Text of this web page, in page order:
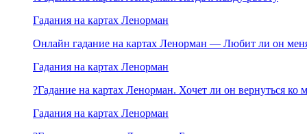
Гадания на картах Ленорман
Онлайн гадание на картах Ленорман — Любит ли он
Гадания на картах Ленорман
?Гадание на картах Ленорман. Хочет ли он вернуться ко
Гадания на картах Ленорман